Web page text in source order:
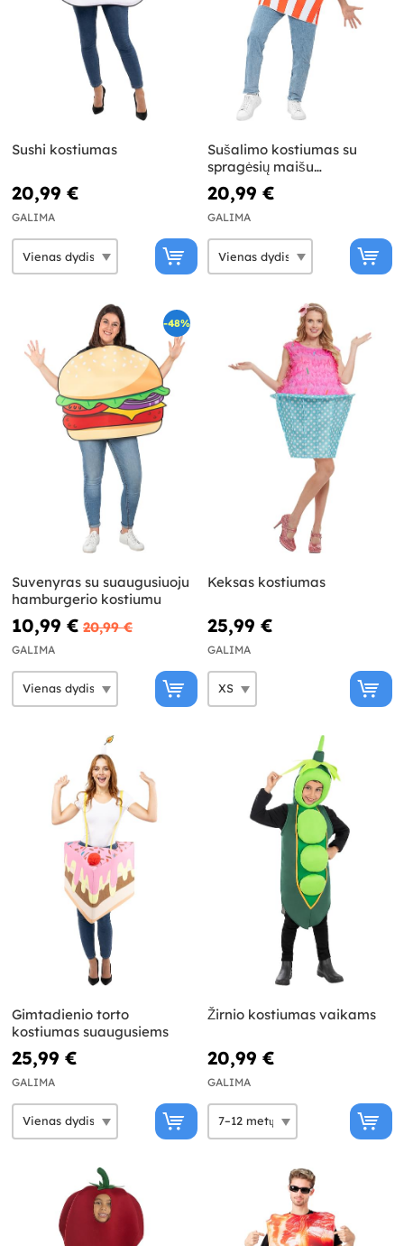
Sushi kostiumas
20,99 €
GALIMA
Sušalimo kostiumas su
spragėsių maišu
suaugusiesiems
20,99 €
GALIMA
-48%
Suvenyras su suaugusiuoju
hamburgerio kostiumu
10,99 € 20,99 €
GALIMA
Keksas kostiumas
25,99 €
GALIMA
Gimtadienio torto
kostiumas suaugusiems
25,99 €
GALIMA
Žirnio kostiumas vaikams
20,99 €
GALIMA